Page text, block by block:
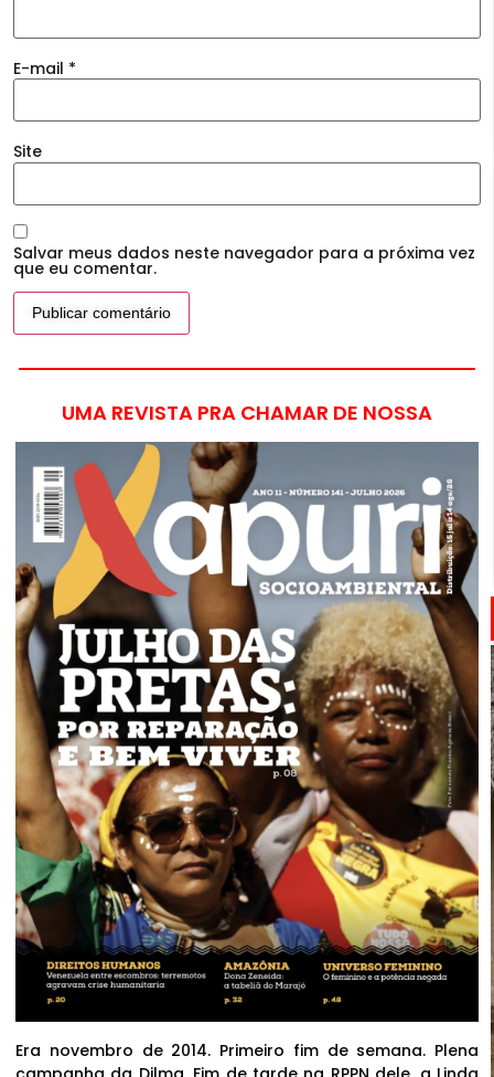
E-mail *
Site
Salvar meus dados neste navegador para a próxima vez
que eu comentar.
UMA REVISTA PRA CHAMAR DE NOSSA
Era novembro de 2014. Primeiro fim de semana. Plena